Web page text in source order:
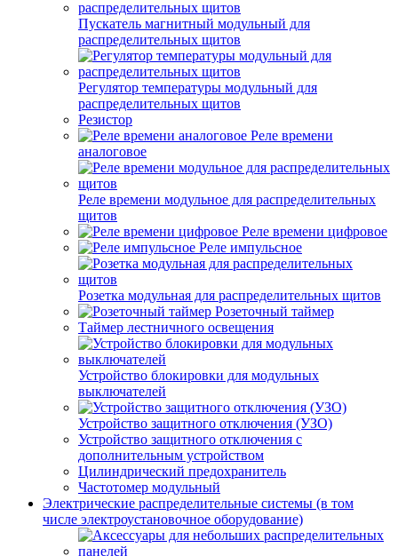
Пускатель магнитный модульный для
распределительных щитов
Регулятор температуры модульный для
распределительных щитов
Резистор
Реле времени
аналоговое
Реле времени модульное для распределительных
щитов
Реле времени цифровое
Реле импульсное
Розетка модульная для распределительных щитов
Розеточный таймер
Таймер лестничного освещения
Устройство блокировки для модульных
выключателей
Устройство защитного отключения (УЗО)
Устройство защитного отключения с
дополнительным устройством
Цилиндрический предохранитель
Частотомер модульный
Электрические распределительные системы (в том
числе электроустановочное оборудование)